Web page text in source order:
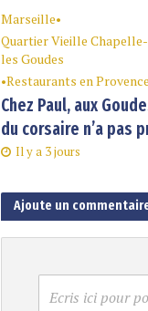
Marseille•
Quartier Vieille
les Goudes
•Restaurants en Provence
Chez Paul, aux
du corsaire n’a pas
Il y a 3 jours
Ajoute un
Ecris ici pour